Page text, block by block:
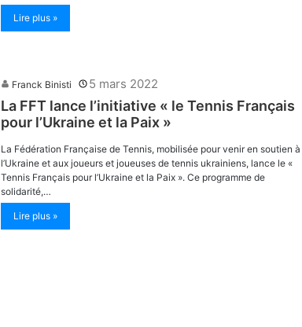
Lire plus »
Franck Binisti 5 mars 2022
La FFT lance l’initiative « le Tennis Français
pour l’Ukraine et la Paix »
La Fédération Française de Tennis, mobilisée pour venir en soutien à
l’Ukraine et aux joueurs et joueuses de tennis ukrainiens, lance le «
Tennis Français pour l’Ukraine et la Paix ». Ce programme de
solidarité,…
Lire plus »